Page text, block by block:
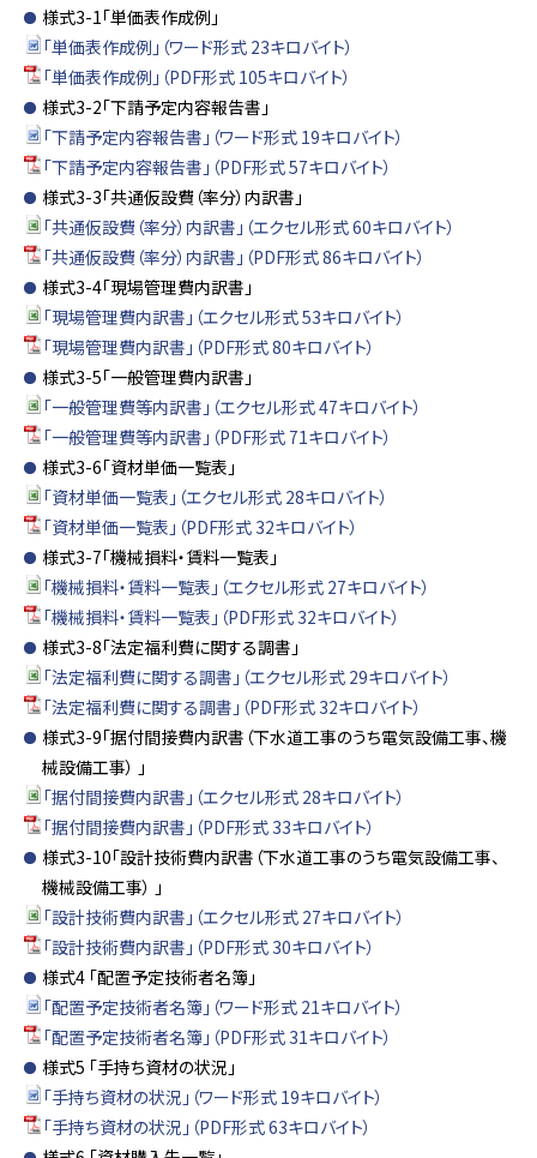
様式3-1「単価表作成例」
「単価表作成例」（ワード形式 23キロバイト）
「単価表作成例」（PDF形式 105キロバイト）
様式3-2「下請予定内容報告書」
「下請予定内容報告書」（ワード形式 19キロバイト）
「下請予定内容報告書」（PDF形式 57キロバイト）
様式3-3「共通仮設費（率分）内訳書」
「共通仮設費（率分）内訳書」（エクセル形式 60キロバイト）
「共通仮設費（率分）内訳書」（PDF形式 86キロバイト）
様式3-4「現場管理費内訳書」
「現場管理費内訳書」（エクセル形式 53キロバイト）
「現場管理費内訳書」（PDF形式 80キロバイト）
様式3-5「一般管理費内訳書」
「一般管理費等内訳書」（エクセル形式 47キロバイト）
「一般管理費等内訳書」（PDF形式 71キロバイト）
様式3-6「資材単価一覧表」
「資材単価一覧表」（エクセル形式 28キロバイト）
「資材単価一覧表」（PDF形式 32キロバイト）
様式3-7「機械損料・賃料一覧表」
「機械損料・賃料一覧表」（エクセル形式 27キロバイト）
「機械損料・賃料一覧表」（PDF形式 32キロバイト）
様式3-8「法定福利費に関する調書」
「法定福利費に関する調書」（エクセル形式 29キロバイト）
「法定福利費に関する調書」（PDF形式 32キロバイト）
様式3-9「据付間接費内訳書（下水道工事のうち電気設備工事、機
械設備工事） 」
「据付間接費内訳書」（エクセル形式 28キロバイト）
「据付間接費内訳書」（PDF形式 33キロバイト）
様式3-10「設計技術費内訳書（下水道工事のうち電気設備工事、
機械設備工事） 」
「設計技術費内訳書」（エクセル形式 27キロバイト）
「設計技術費内訳書」（PDF形式 30キロバイト）
様式4 「配置予定技術者名簿」
「配置予定技術者名簿」（ワード形式 21キロバイト）
「配置予定技術者名簿」（PDF形式 31キロバイト）
様式5 「手持ち資材の状況」
「手持ち資材の状況」（ワード形式 19キロバイト）
「手持ち資材の状況」（PDF形式 63キロバイト）